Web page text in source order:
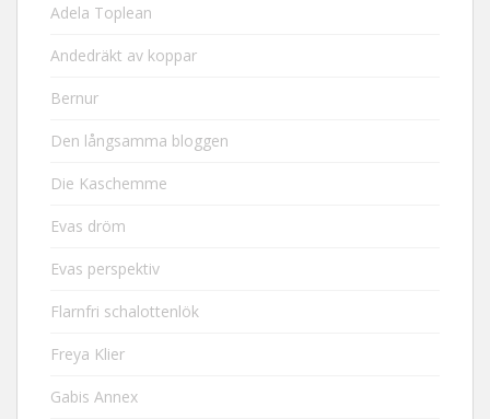
Adela Toplean
Andedräkt av koppar
Bernur
Den långsamma bloggen
Die Kaschemme
Evas dröm
Evas perspektiv
Flarnfri schalottenlök
Freya Klier
Gabis Annex